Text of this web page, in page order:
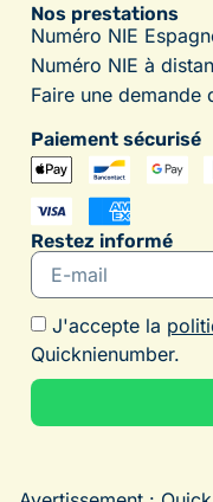
Nos prestations
Numéro NIE
Numéro NIE à
Faire une demande
Paiement sécurisé
Restez informé
J'accepte la
Quicknienumber.